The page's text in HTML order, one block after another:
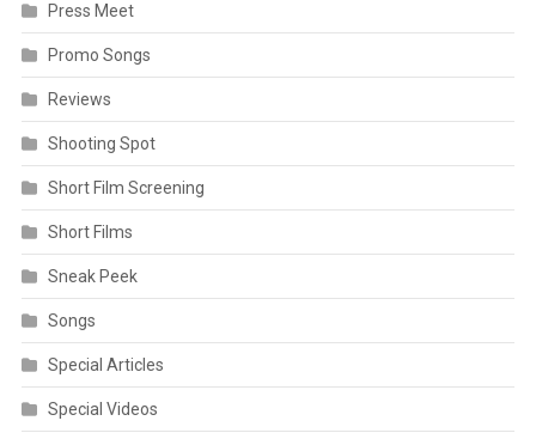
Press Meet
Promo Songs
Reviews
Shooting Spot
Short Film Screening
Short Films
Sneak Peek
Songs
Special Articles
Special Videos